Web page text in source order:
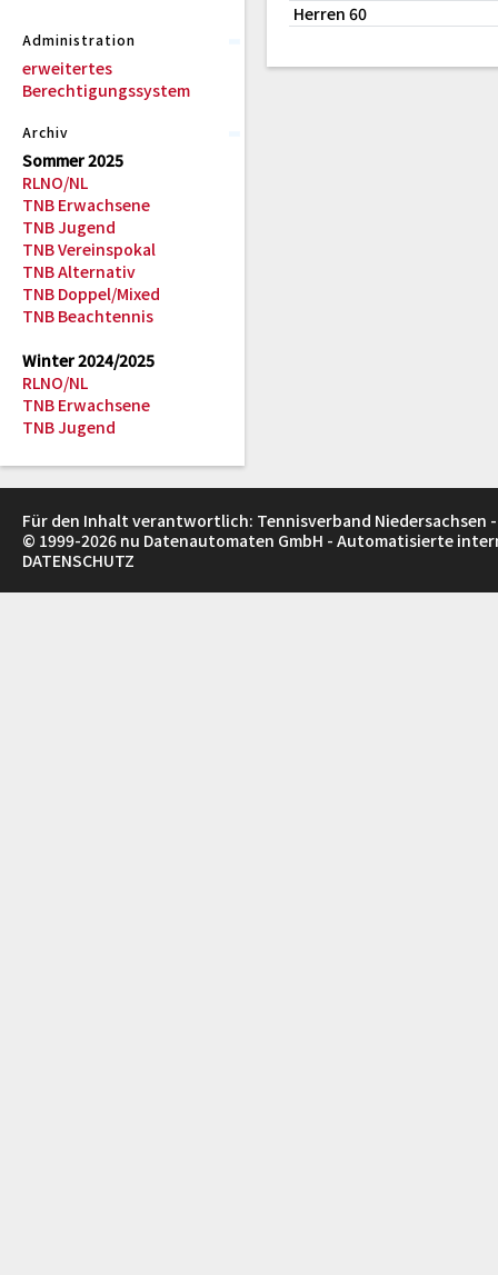
Administration
erweitertes
Berechtigungssystem
Archiv
Sommer 2025
RLNO/NL
TNB Erwachsene
TNB Jugend
TNB Vereinspokal
TNB Alternativ
TNB Doppel/Mixed
TNB Beachtennis
Winter 2024/2025
RLNO/NL
TNB Erwachsene
TNB Jugend
Herren 60
Für den Inhalt verantwortlich: Tennisverband Niedersachsen -
© 1999-2026 nu Datenautomaten GmbH - Automatisierte
DATENSCHUTZ